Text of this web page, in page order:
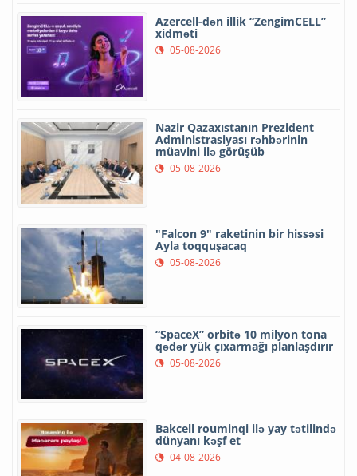
Azercell-dən illik “ZengimCELL”
xidməti
05-08-2026
Nazir Qazaxıstanın Prezident
Administrasiyası rəhbərinin
müavini ilə görüşüb
05-08-2026
"Falcon 9" raketinin bir hissəsi
Ayla toqquşacaq
05-08-2026
“SpaceX” orbitə 10 milyon tona
qədər yük çıxarmağı planlaşdırır
05-08-2026
Bakcell rouminqi ilə yay tətilində
dünyanı kəşf et
04-08-2026